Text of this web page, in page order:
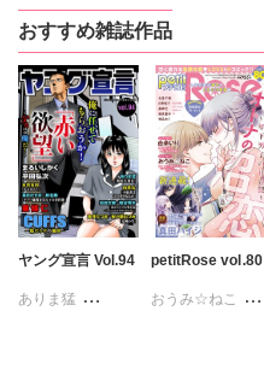
中村晴子
藤井三和子
美里繚子 鳳青良
愛かほる
中村晴子
藤井三和子
美里繚子 鳳青良
愛かほる
おすすめ雑誌作品
ヤング宣言 Vol.94
ありま猛
petitRose vol.80
おうみ☆ねこ